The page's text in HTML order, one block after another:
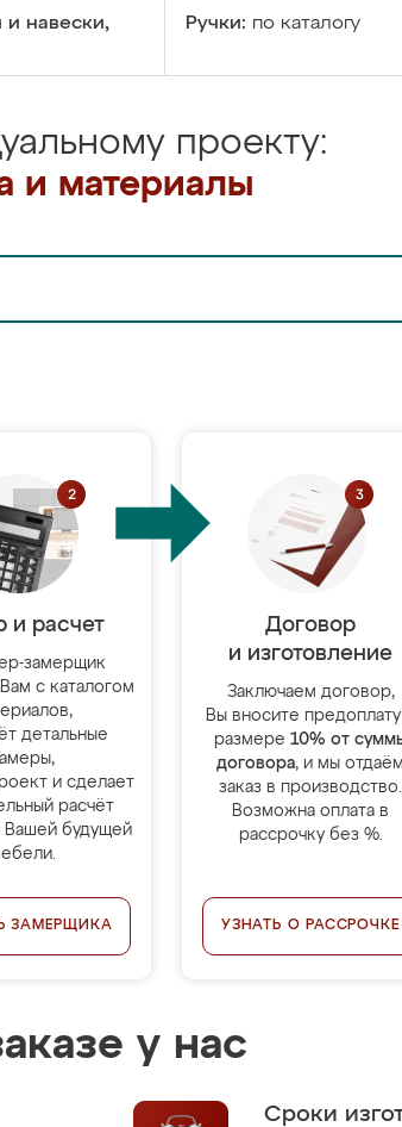
и навески,
Ручки: по каталогу
проекту:
и материалы
и расчет
замерщик
с каталогом
детальные
и сделает
расчёт
Вашей будущей
ЗАМЕРЩИКА
Договор
и изготовление
Заключаем договор,
Вы вносите
размере 10% от
договора, и мы отдаём
заказ в производство.
Возможна оплата в
рассрочку без %.
УЗНАТЬ О РАССРОЧКЕ
у нас
Сроки